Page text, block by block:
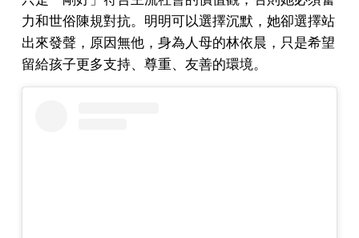
力和世俗陳規對抗。明明可以選擇沉默，她卻選擇站
出來發聲，原因無他，身為人母的林依晨，只是希望
留給孩子更多支持、尊重、友善的環境。